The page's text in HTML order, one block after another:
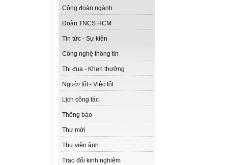
Công đoàn ngành
Đoàn TNCS HCM
Tin tức - Sự kiện
Công nghệ thông tin
Thi đua - Khen thưởng
Người tốt - Việc tốt
Lịch công tác
Thông báo
Thư mời
Thư viện ảnh
Trao đổi kinh nghiệm